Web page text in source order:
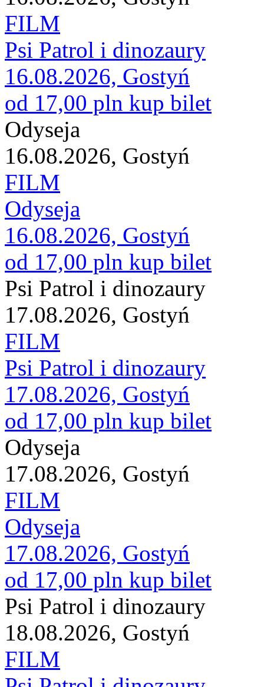
FILM
Psi Patrol i dinozaury
16.08.2026, Gostyń
od 17,00 pln kup bilet
Odyseja
16.08.2026, Gostyń
FILM
Odyseja
16.08.2026, Gostyń
od 17,00 pln kup bilet
Psi Patrol i dinozaury
17.08.2026, Gostyń
FILM
Psi Patrol i dinozaury
17.08.2026, Gostyń
od 17,00 pln kup bilet
Odyseja
17.08.2026, Gostyń
FILM
Odyseja
17.08.2026, Gostyń
od 17,00 pln kup bilet
Psi Patrol i dinozaury
18.08.2026, Gostyń
FILM